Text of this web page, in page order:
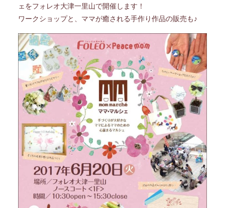
ェをフォレオ大津一里山で開催します！
ワークショップと、ママが癒される手作り作品の販売も♪